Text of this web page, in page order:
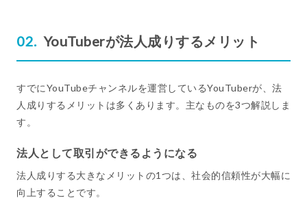
YouTuberが法人成りするメリット
すでにYouTubeチャンネルを運営しているYouTuberが、法
人成りするメリットは多くあります。主なものを3つ解説しま
す。
法人として取引ができるようになる
法人成りする大きなメリットの1つは、社会的信頼性が大幅に
向上することです。